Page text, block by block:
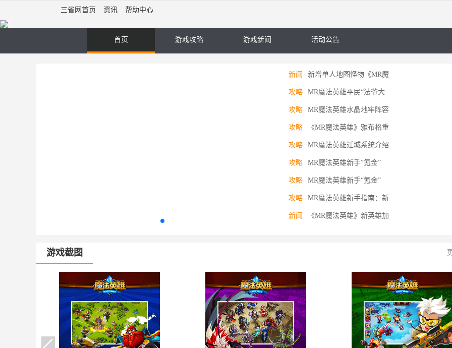
三省网首页 资讯 帮助中心
首页 游戏攻略 游戏新闻 活动公告
新闻 新增单人地图怪物《MR魔
攻略 MR魔法英雄平民“法爷大
攻略 MR魔法英雄水晶地牢阵容
攻略 《MR魔法英雄》雅布格重
攻略 MR魔法英雄迁城系统介绍
攻略 MR魔法英雄新手“氪金”
攻略 MR魔法英雄新手“氪金”
攻略 MR魔法英雄新手指南：新
新闻 《MR魔法英雄》新英雄加
游戏截图